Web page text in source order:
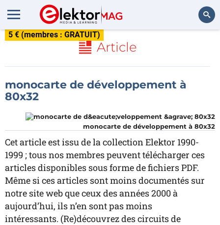
5 € (membres : GRATUIT)
Article
monocarte de développement à
80x32
monocarte de développement à 80x32
Cet article est issu de la collection Elektor 1990-
1999 ; tous nos membres peuvent télécharger ces
articles disponibles sous forme de fichiers PDF.
Même si ces articles sont moins documentés sur
notre site web que ceux des années 2000 à
aujourd’hui, ils n’en sont pas moins
intéressants. (Re)découvrez des circuits de